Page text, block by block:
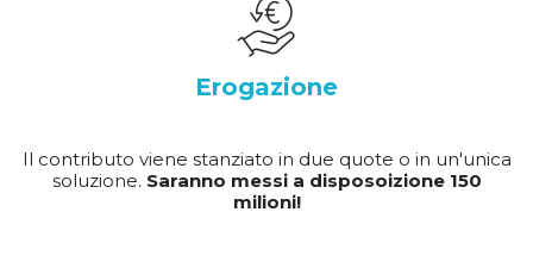
Erogazione
Il contributo viene stanziato in due quote o in un'unica
soluzione. Saranno messi a disposoizione 150
milioni!